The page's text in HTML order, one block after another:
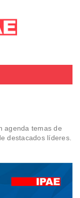
agenda temas de
destacados líderes.